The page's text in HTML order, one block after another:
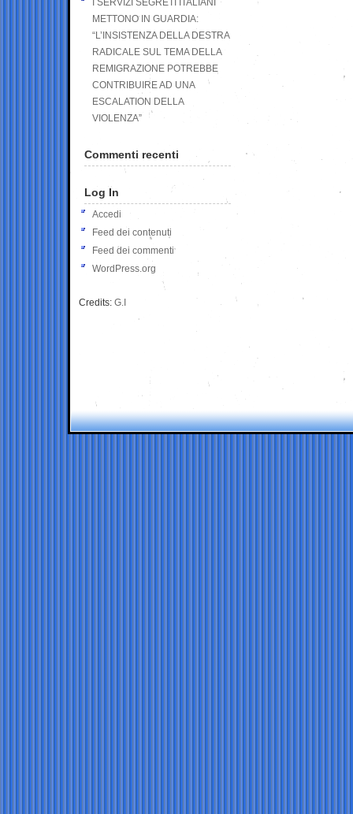
I SERVIZI SEGRETI ITALIANI
METTONO IN GUARDIA:
“L’INSISTENZA DELLA DESTRA
RADICALE SUL TEMA DELLA
REMIGRAZIONE POTREBBE
CONTRIBUIRE AD UNA
ESCALATION DELLA
VIOLENZA”
Commenti recenti
Log In
Accedi
Feed dei contenuti
Feed dei commenti
WordPress.org
Credits: G.I